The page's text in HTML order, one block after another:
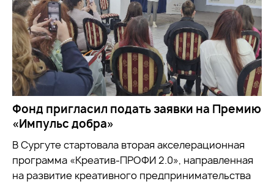
Фонд пригласил подать заявки на Премию
«Импульс добра»
В Сургуте стартовала вторая акселерационная
программа «Креатив-ПРОФИ 2.0», направленная
на развитие креативного предпринимательства